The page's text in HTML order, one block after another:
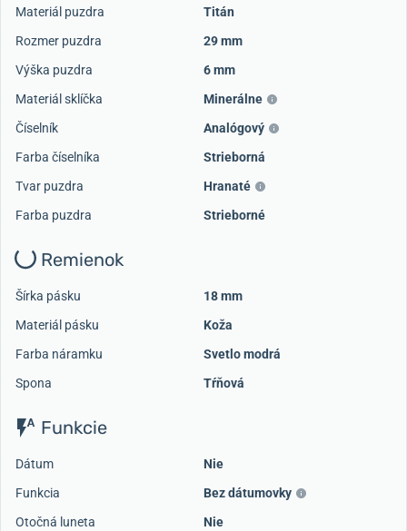
Materiál puzdra
Titán
Rozmer puzdra
29 mm
Výška puzdra
6 mm
Materiál sklíčka
Minerálne
Číselník
Analógový
Farba číselníka
Strieborná
Tvar puzdra
Hranaté
Farba puzdra
Strieborné
Remienok
Šírka pásku
18 mm
Materiál pásku
Koža
Farba náramku
Svetlo modrá
Spona
Tŕňová
Funkcie
Dátum
Nie
Funkcia
Bez dátumovky
Otočná luneta
Nie